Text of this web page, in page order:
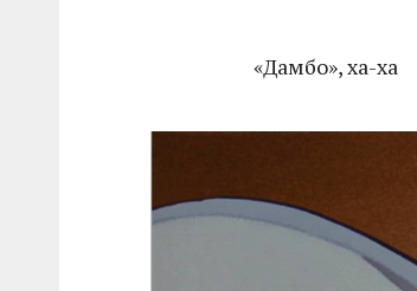
«Дамбо», ха-ха